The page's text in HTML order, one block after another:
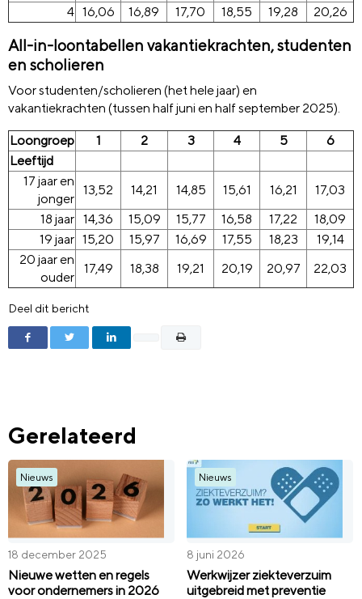
4 16,06 16,89 17,70 18,55 19,28 20,26
All-in-loontabellen vakantiekrachten, studenten
en scholieren
Voor studenten/scholieren (het hele jaar) en
vakantiekrachten (tussen half juni en half september 2025).
Loongroep 1 2 3 4 5
6
Leeftijd
17 jaar en
jonger
13,52 14,21 14,85 15,61 16,21
17,03
18 jaar 14,36 15,09 15,77 16,58 17,22
18,09
19 jaar 15,20 15,97 16,69 17,55 18,23
19,14
20 jaar en
ouder
17,49 18,38 19,21 20,19 20,97 22,03
Deel dit bericht
Gerelateerd
Nieuws
18 december 2025
Nieuwe wetten en regels
voor ondernemers in 2026
Nieuws
8 juni 2026
Werkwijzer ziekteverzuim
uitgebreid met preventie